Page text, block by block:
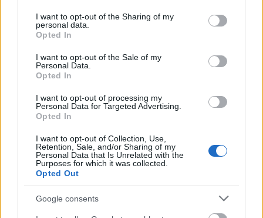
not limited to your visit or usage behaviour. You may click to
grant or deny consent to Google and its third-party tags to
use your data for below specified purposes in below Google
consent section.
I want to opt-out of the Sharing of my
personal data.
Opted In
I want to opt-out of the Sale of my
Personal Data.
Opted In
I want to opt-out of processing my
Personal Data for Targeted Advertising.
Opted In
I want to opt-out of Collection, Use,
Retention, Sale, and/or Sharing of my
Personal Data that Is Unrelated with the
Purposes for which it was collected.
Opted Out
Google consents
valószínűleg az oldal olvasói közül is sokan hallottak
már erről a mára már "ipari standardek" közé
sorolható erősítőcsaládról. Nagy örömünkre sok
Szilárdnak kedvezett, akit azóta már e-mailben
értesítettünk.
A harmadik forduló kérdése a következő:
Crown-szériás erősítőinek?
a. Három
b. Kettő
c. Egy